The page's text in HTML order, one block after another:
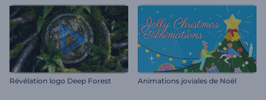
Révélation logo Deep Forest Animations joviales de Noël